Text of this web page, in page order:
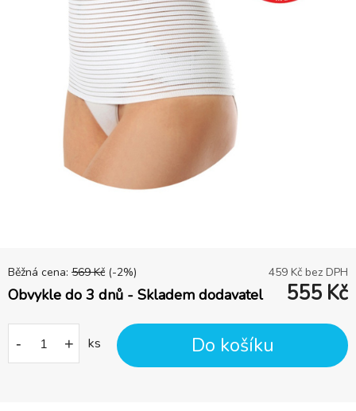
Běžná cena: 569 Kč (-2%) 459 Kč bez DPH
Obvykle do 3 dnů - Skladem dodavatel 555 Kč
- + ks Do košíku